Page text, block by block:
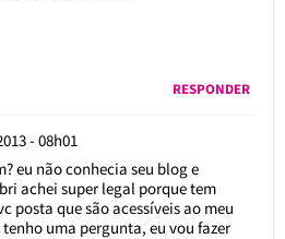
RESPONDER
- 08h01
eu não conhecia seu blog e
achei super legal porque tem
posta que são acessíveis ao meu
tenho uma pergunta, eu vou fazer